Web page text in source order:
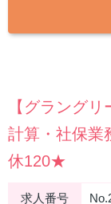
【グラング
計算・社保
休120★
求人番号